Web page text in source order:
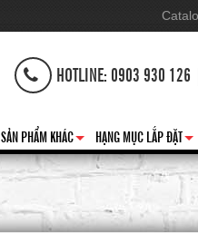
HOTLINE: 0903 930
+
SẢN PHẨM KHÁC
+
HẠNG MỤC LẮP ĐẶT